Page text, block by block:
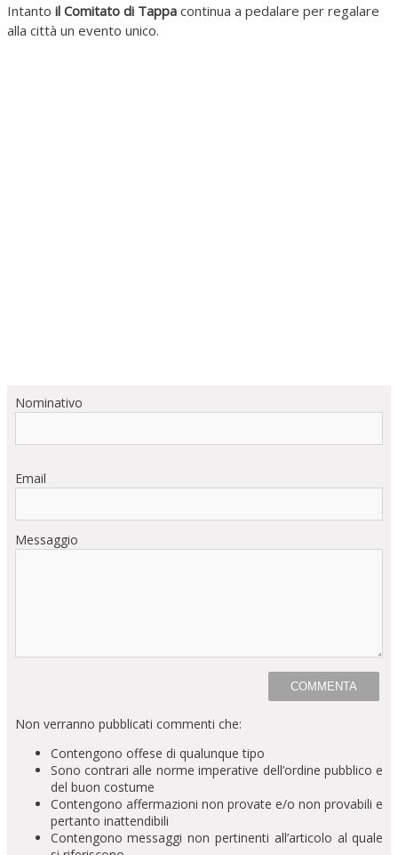
Intanto il Comitato di Tappa continua a pedalare per regalare
alla città un evento unico.
Nominativo
Email
Messaggio
Non verranno pubblicati commenti che:
Contengono offese di qualunque tipo
Sono contrari alle norme imperative dell’ordine pubblico e
del buon costume
Contengono affermazioni non provate e/o non provabili e
pertanto inattendibili
Contengono messaggi non pertinenti all’articolo al quale